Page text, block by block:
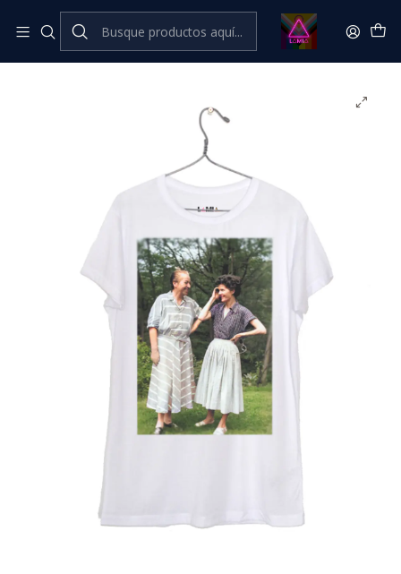
Inicio Catálogo Classic Feminismo💜​🔥​ Classic
Gabriela Mistral y Doris Dana #4